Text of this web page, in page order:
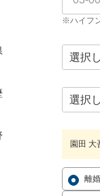
※ハイフ
園田 大
離